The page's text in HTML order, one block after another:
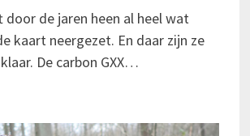
door de jaren heen al heel wat
kaart neergezet. En daar zijn ze
De carbon GXX…